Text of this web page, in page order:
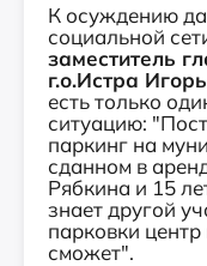
К осуждению
социальной
заместитель
г.о.Истра
есть только
ситуацию:
паркинг на
сданном в
Рябкина и 15
знает другой
парковки
сможет".